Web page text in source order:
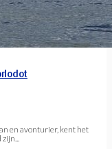
en avonturier, kent het